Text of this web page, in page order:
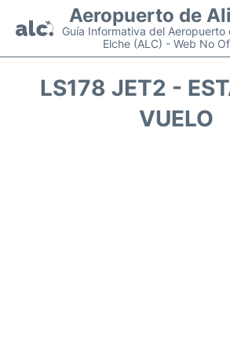
Aeropuerto de
Guía Informativa del Aeropuerto
Elche (ALC) - Web No
Vuelos +LS178 JET2 -
VUELO